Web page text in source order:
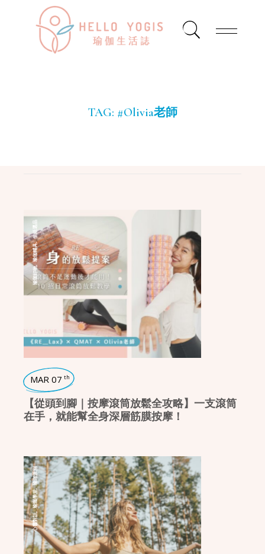
TAG: #Olivia老師
瑜珈好物
瑜珈輔具
生活選品
MAR 07 th
【從頭到腳｜按摩滾筒放鬆全攻略】一支滾筒
在手，就能幫全身深層筋膜按摩！
心靈對話
瑜珈學堂
瑜珈派別